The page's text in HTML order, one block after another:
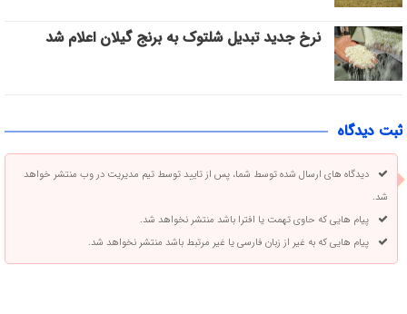
نرخ جدید تبدیل شلتوک به برنج گیلان اعلام شد
ثبت دیدگاه
دیدگاه های ارسال شده توسط شما، پس از تایید توسط تیم مدیریت در وب منتشر خواهد
شد.
پیام هایی که حاوی تهمت یا افترا باشد منتشر نخواهد شد.
پیام هایی که به غیر از زبان فارسی یا غیر مرتبط باشد منتشر نخواهد شد.